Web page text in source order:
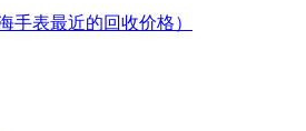
手表最近的回收价格）